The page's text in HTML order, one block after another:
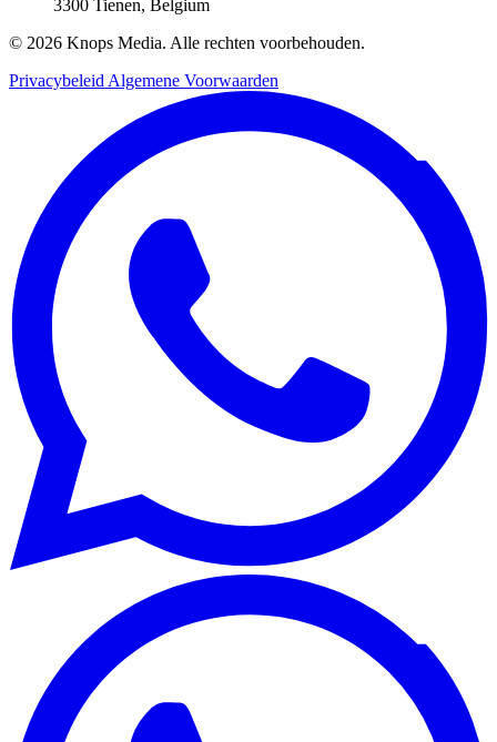
3300 Tienen, Belgium
© 2026 Knops Media. Alle rechten voorbehouden.
Privacybeleid Algemene Voorwaarden